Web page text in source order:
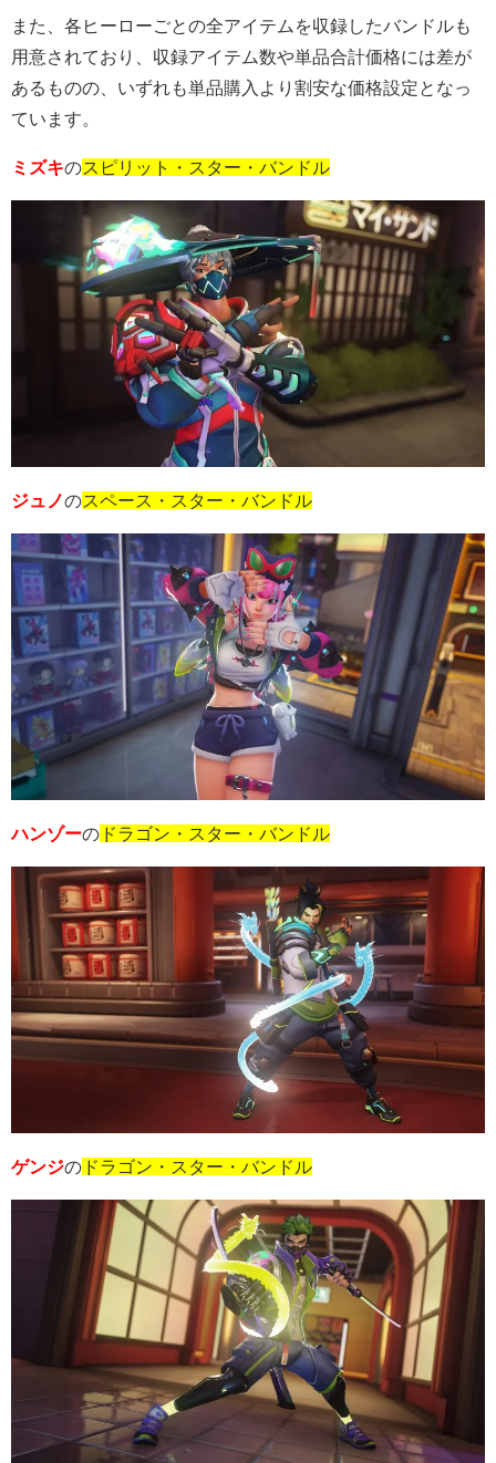
また、各ヒーローごとの全アイテムを収録したバンドルも
用意されており、収録アイテム数や単品合計価格には差が
あるものの、いずれも単品購入より割安な価格設定となっ
ています。
ミズキのスピリット・スター・バンドル
ジュノのスペース・スター・バンドル
ハンゾーの ドラゴン・スター・バンドル
ゲンジの ドラゴン・スター・バンドル